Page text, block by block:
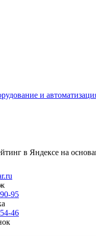
и
в Яндексе на
95
46